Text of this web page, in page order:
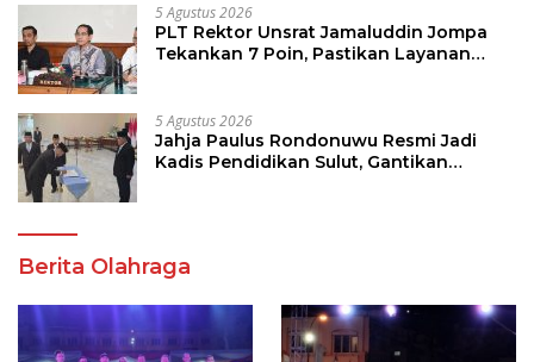
5 Agustus 2026
PLT Rektor Unsrat Jamaluddin Jompa
Tekankan 7 Poin, Pastikan Layanan
5 Agustus 2026
Jahja Paulus Rondonuwu Resmi Jadi
Kadis Pendidikan Sulut, Gantikan
Berita Olahraga